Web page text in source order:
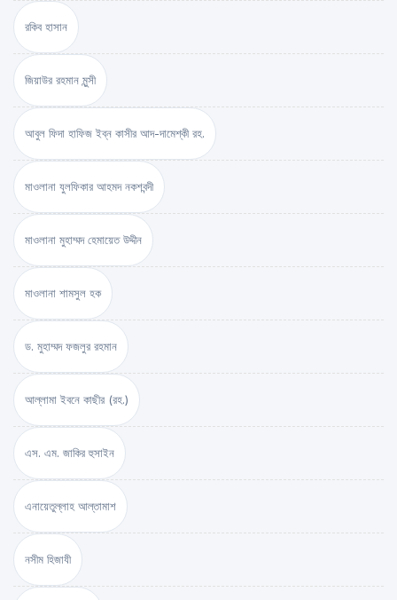
রকিব হাসান
জিয়াউর রহমান মুন্সী
আবুল ফিদা হাফিজ ইব্‌ন কাসীর আদ-দামেশ্‌কী রহ.
মাওলানা যুলফিকার আহমদ নকশবন্দী
মাওলানা মুহাম্মদ হেমায়েত উদ্দীন
মাওলানা শামসুল হক
ড. মুহাম্মদ ফজলুর রহমান
আল্লামা ইবনে কাছীর (রহ.)
এস. এম. জাকির হুসাইন
এনায়েতুল্লাহ আল্‌তামাশ
নসীম হিজাযী